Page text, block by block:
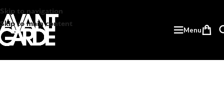
Skip to navigation
Skip to main content
Menu